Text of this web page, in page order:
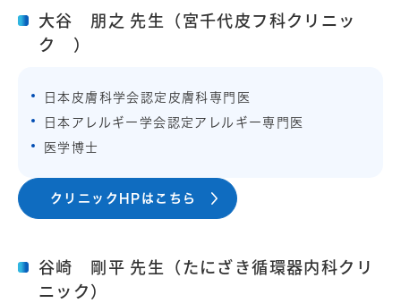
大谷 朋之 先生（宮千代皮フ科クリニッ
ク ）
日本皮膚科学会認定皮膚科専門医
日本アレルギー学会認定アレルギー専門医
医学博士
クリニックHPはこちら
谷崎 剛平 先生（たにざき循環器内科クリ
ニック）